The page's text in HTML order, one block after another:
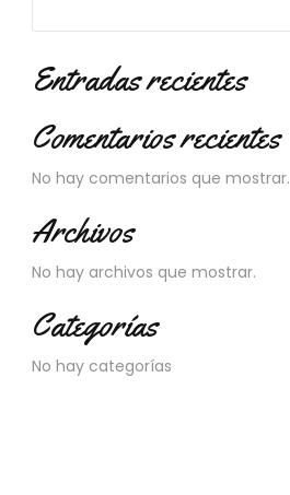
Entradas recientes
Comentarios recientes
No hay comentarios que mostrar.
Archivos
No hay archivos que mostrar.
Categorías
No hay categorías